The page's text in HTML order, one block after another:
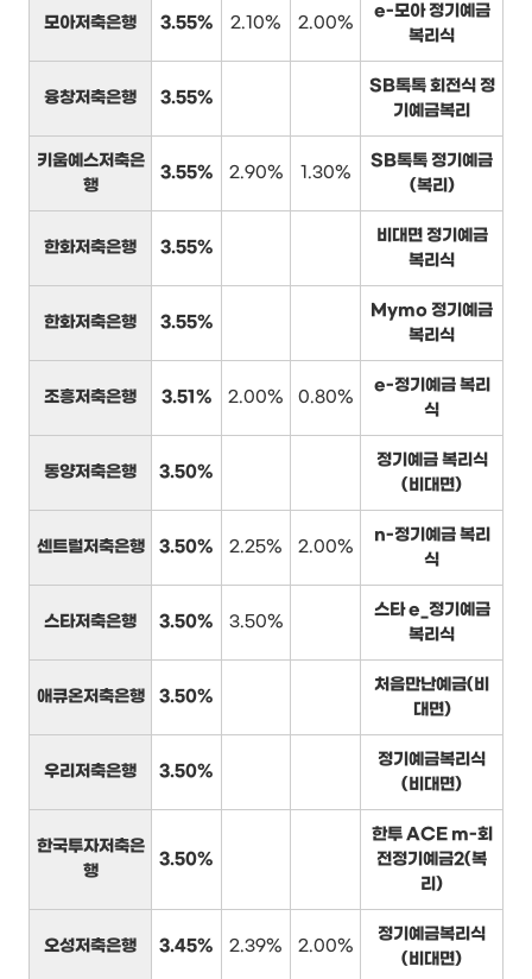
모아저축은행 3.55% 2.10% 2.00%
e-모아 정기예금
복리식
융창저축은행 3.55%
SB톡톡 회전식 정
기예금복리
키움예스저축은
행
3.55% 2.90% 1.30%
SB톡톡 정기예금
(복리)
한화저축은행 3.55%
비대면 정기예금
복리식
한화저축은행 3.55%
Mymo 정기예금
복리식
조흥저축은행 3.51% 2.00% 0.80%
e-정기예금 복리
식
동양저축은행 3.50%
정기예금 복리식
(비대면)
센트럴저축은행 3.50% 2.25% 2.00%
n-정기예금 복리
식
스타저축은행 3.50% 3.50%
스타 e_정기예금
복리식
애큐온저축은행 3.50%
처음만난예금(비
대면)
우리저축은행 3.50%
정기예금복리식
(비대면)
한국투자저축은
행
3.50%
한투 ACE m-회
전정기예금2(복
리)
오성저축은행 3.45% 2.39% 2.00%
정기예금복리식
(비대면)